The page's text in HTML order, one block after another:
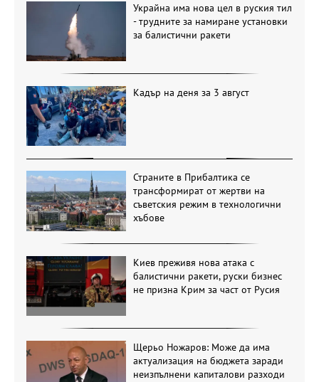
Украйна има нова цел в руския тил
- трудните за намиране установки
за балистични ракети
Кадър на деня за 3 август
Страните в Прибалтика се
трансформират от жертви на
съветския режим в технологични
хъбове
Киев преживя нова атака с
балистични ракети, руски бизнес
не призна Крим за част от Русия
Щерьо Ножаров: Може да има
актуализация на бюджета заради
неизпълнени капиталови разходи